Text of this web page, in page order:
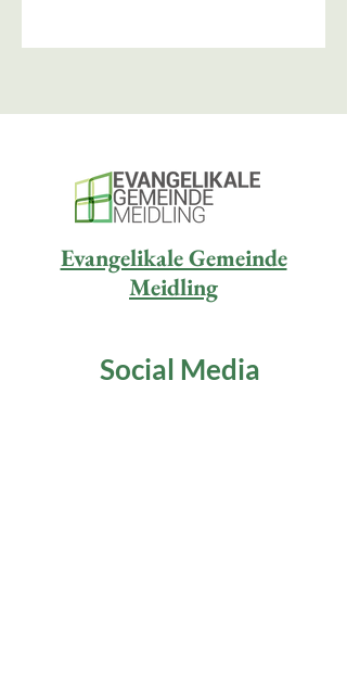
Evangelikale Gemeinde
Meidling
Social Media